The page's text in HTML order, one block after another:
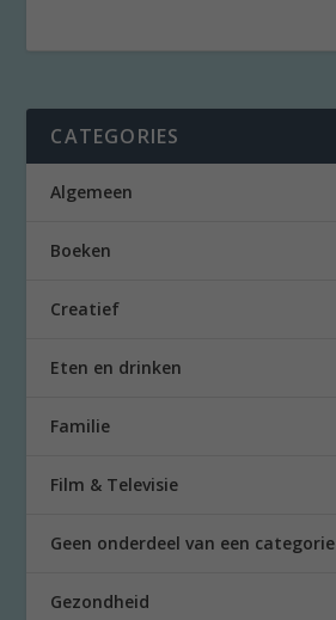
CATEGORIES
Algemeen
Boeken
Creatief
Eten en drinken
Familie
Film & Televisie
Geen onderdeel van een categorie
Gezondheid